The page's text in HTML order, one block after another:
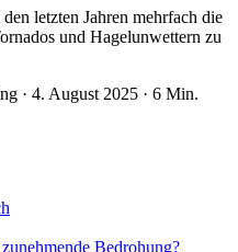
letzten Jahren mehrfach die
und Hagelunwettern zu
· 4. August 2025 · 6 Min.
Bedrohung?